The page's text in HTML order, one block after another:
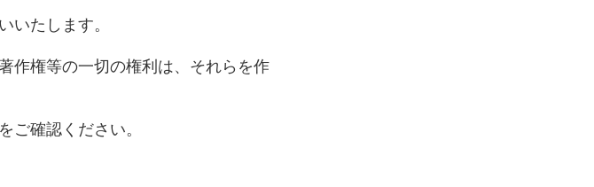
いたします。
作権等の一切の権利は、それらを作
ご確認ください。